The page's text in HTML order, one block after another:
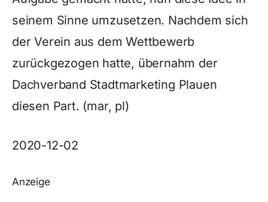
seinem Sinne umzusetzen. Nachdem sich
der Verein aus dem Wettbewerb
zurückgezogen hatte, übernahm der
Dachverband Stadtmarketing Plauen
diesen Part. (mar, pl)
2020-12-02
Anzeige